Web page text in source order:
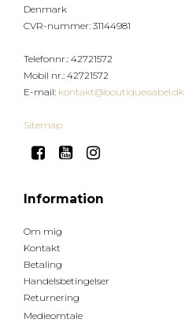
Denmark
CVR-nummer: 31144981
Telefonnr.: 42721572
Mobil nr.: 42721572
E-mail: kontakt@boutiqueisabel.dk
Sitemap
Information
Om mig
Kontakt
Betaling
Handelsbetingelser
Returnering
Medieomtale